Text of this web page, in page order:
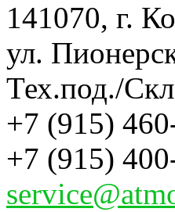
141070, г.
ул.
Тех.под./
+7 (915)
+7 (915)